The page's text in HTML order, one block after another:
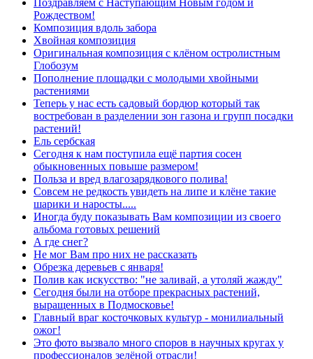
Поздравляем с Наступающим Новым годом и
Рождеством!
Композиция вдоль забора
Хвойная композиция
Оригинальная композиция с клёном остролистным
Глобозум
Пополнение площадки с молодыми хвойными
растениями
Теперь у нас есть садовый бордюр который так
востребован в разделении зон газона и групп посадки
растений!
Ель сербская
Сегодня к нам поступила ещё партия сосен
обыкновенных повыше размером!
Польза и вред влагозарядкового полива!
Совсем не редкость увидеть на липе и клёне такие
шарики и наросты.....
Иногда буду показывать Вам композиции из своего
альбома готовых решений
А где снег?
Не мог Вам про них не рассказать
Обрезка деревьев с января!
Полив как искусство: "не заливай, а утоляй жажду"
Сегодня были на отборе прекрасных растений,
выращенных в Подмосковье!
Главный враг косточковых культур - монилиальный
ожог!
Это фото вызвало много споров в научных кругах у
профессионалов зелёной отрасли!